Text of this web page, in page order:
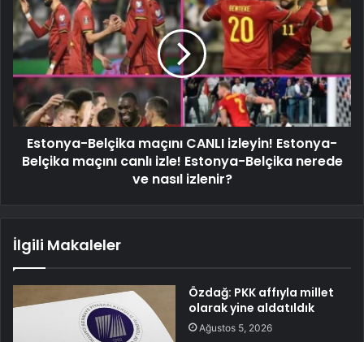
Estonya-Belçika maçını CANLI izleyin! Estonya-
Belçika maçını canlı izle! Estonya-Belçika nerede
ve nasıl izlenir?
İlgili Makaleler
Özdağ: PKK affıyla millet
olarak yine aldatıldık
Ağustos 5, 2026